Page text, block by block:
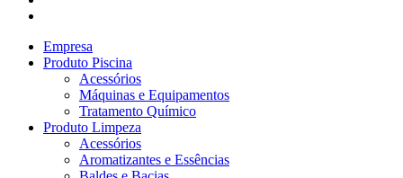
Empresa
Produto Piscina
Acessórios
Máquinas e Equipamentos
Tratamento Químico
Produto Limpeza
Acessórios
Aromatizantes e Essências